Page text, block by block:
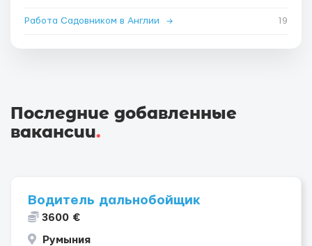
Работа Садовником в Англии → 19
Последние добавленные
вакансии.
Водитель дальнобойщик
3600 €
Румыния